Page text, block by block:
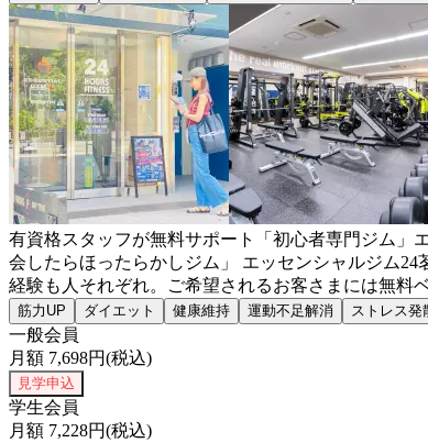
有資格スタッフが無料サポート「初心者専門ジム」
会したらほったらかしジム」 エッセンシャルジム
経験も人それぞれ。ご希望されるお客さまには無料
筋力UP ダイエット 健康維持 運動不足解消 ストレス発
一般会員
月額 7,698円(税込)
見学申込
学生会員
月額 7,228円(税込)